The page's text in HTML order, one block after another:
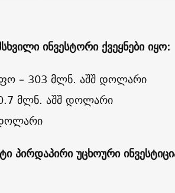
ინვესტორი ქვეყნები იყო:
– 303 მლნ. აშშ დოლარი
მლნ. აშშ დოლარი
პირდაპირი უცხოური